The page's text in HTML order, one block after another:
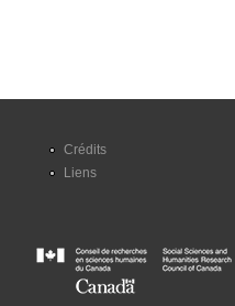
Crédits
Liens